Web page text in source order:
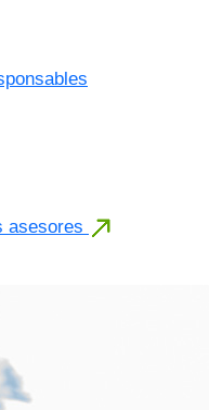
asesores